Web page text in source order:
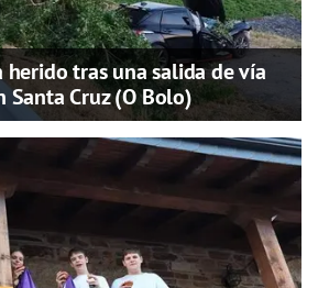
tras una salida de vía
Santa Cruz (O Bolo)